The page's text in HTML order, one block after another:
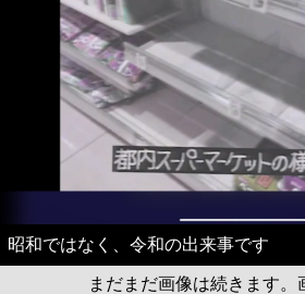
昭和ではなく、令和の出来事です
まだまだ画像は続きます。